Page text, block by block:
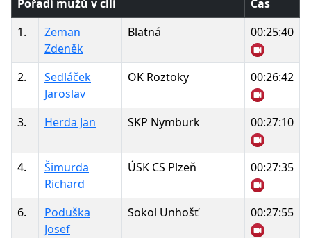
Pořadí mužů v cíli
Čas
1.
Zeman
Zdeněk
Blatná 00:25:40
2.
Sedláček
Jaroslav
OK Roztoky 00:26:42
3. Herda Jan SKP Nymburk 00:27:10
4.
Šimurda
Richard
ÚSK CS Plzeň 00:27:35
6.
Poduška
Josef
Sokol Unhošť 00:27:55